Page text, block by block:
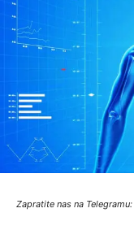
Zapratite nas na Telegramu: